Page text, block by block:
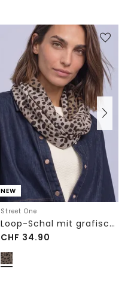
NEW
Street One
Loop-Schal mit grafischem Muster
CHF 34.90